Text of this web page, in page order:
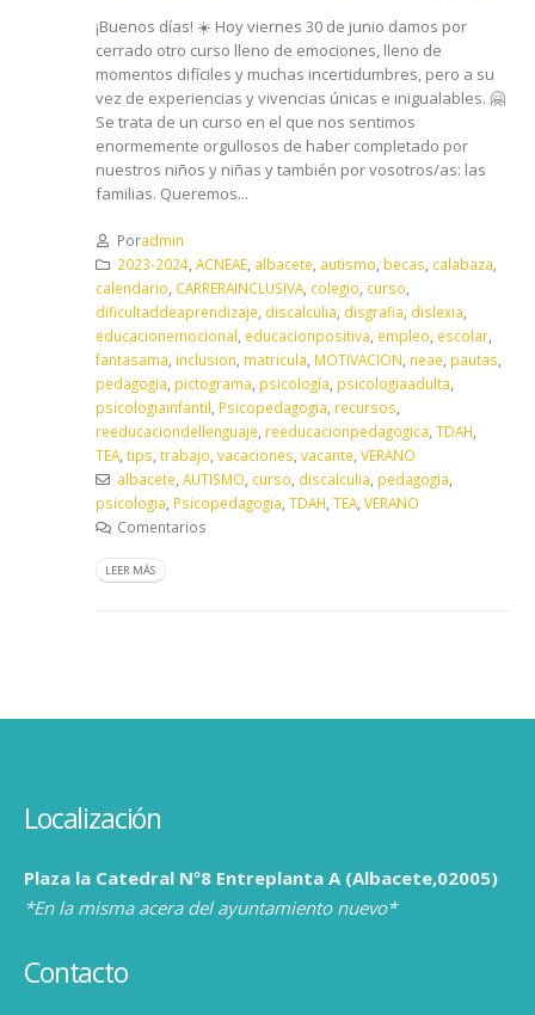
¡Buenos días! ☀️ Hoy viernes 30 de junio damos por
cerrado otro curso lleno de emociones, lleno de
momentos difíciles y muchas incertidumbres, pero a su
vez de experiencias y vivencias únicas e inigualables. 🤗
Se trata de un curso en el que nos sentimos
enormemente orgullosos de haber completado por
nuestros niños y niñas y también por vosotros/as: las
familias. Queremos...
Poradmin
2023-2024, ACNEAE, albacete autismo becas calabaza
calendario CARRERAINCLUSIVA colegio curso
dificultaddeaprendizaje discalculia disgrafia dislexia
educacionemocional educacionpositiva empleo escolar
fantasama inclusion matricula MOTIVACION neae pautas
pedagogia pictograma psicología psicologiaadulta
psicologiainfantil Psicopedagogia recursos
reeducaciondellenguaje reeducacionpedagogica TDAH
TEA tips trabajo vacaciones vacante VERANO
albacete AUTISMO curso discalculia pedagogia
psicologia Psicopedagogia TDAH TEA VERANO
Comentarios
LEER MÁS
Localización
Plaza la Catedral Nº8 Entreplanta A (Albacete,02005)
*En la misma acera del ayuntamiento nuevo*
Contacto